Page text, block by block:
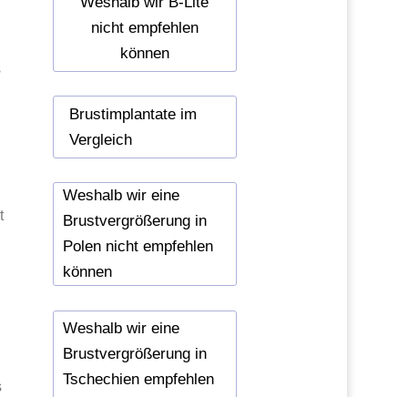
nicht empfehlen
können
Brustimplantate im
Vergleich
Weshalb wir eine
Brustvergrößerung in
Polen nicht empfehlen
können
Weshalb wir eine
Brustvergrößerung in
Tschechien empfehlen